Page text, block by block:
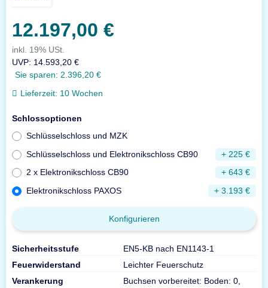
12.197,00 €
inkl. 19% USt.
UVP: 14.593,20 €
Sie sparen: 2.396,20 €
Lieferzeit: 10 Wochen
Schlossoptionen
Schlüsselschloss und MZK
Schlüsselschloss und Elektronikschloss CB90
+ 225 €
2 x Elektronikschloss CB90
+ 643 €
Elektronikschloss PAXOS
+ 3.193 €
Konfigurieren
Sicherheitsstufe
EN5-KB nach EN1143-1
Feuerwiderstand
Leichter Feuerschutz
Verankerung
Buchsen vorbereitet: Boden: 0,